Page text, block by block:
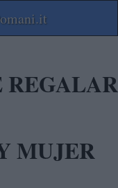
omani.it
REGALAR
MUJER